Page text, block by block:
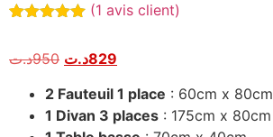
basé sur
client
(1 avis client)
950د.ت 829د.ت
2 Fauteuil 1 place : 60cm x 80cm
1 Divan 3 places : 175cm x 80cm